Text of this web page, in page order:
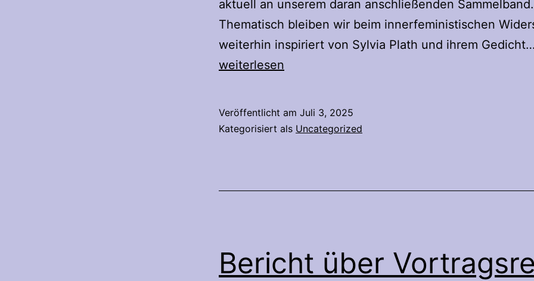
aktuell an unserem daran anschließenden Sammelband.
Thematisch bleiben wir beim innerfeministischen
weiterhin inspiriert von Sylvia Plath und ihrem
weiterlesen
Veröffentlicht am Juli 3, 2025
Kategorisiert als Uncategorized
Bericht über